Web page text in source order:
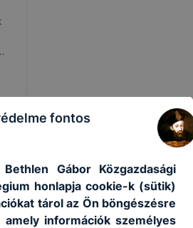
fontos
Gábor Közgazdasági
honlapja cookie-k (sütik)
tárol az Ön böngészésre
amely információk személyes